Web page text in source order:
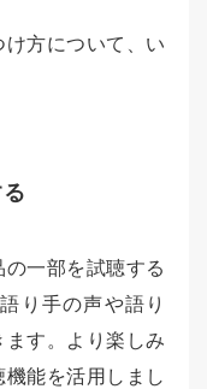
方について、い
一部を試聴する
り手の声や語り
す。より楽しみ
能を活用しまし